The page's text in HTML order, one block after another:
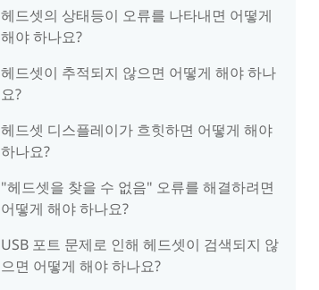
헤드셋의 상태등이 오류를 나타내면 어떻게
해야 하나요?
헤드셋이 추적되지 않으면 어떻게 해야 하나
요?
헤드셋 디스플레이가 흐힛하면 어떻게 해야
하나요?
"헤드셋을 찾을 수 없음" 오류를 해결하려면
어떻게 해야 하나요?
USB 포트 문제로 인해 헤드셋이 검색되지 않
으면 어떻게 해야 하나요?